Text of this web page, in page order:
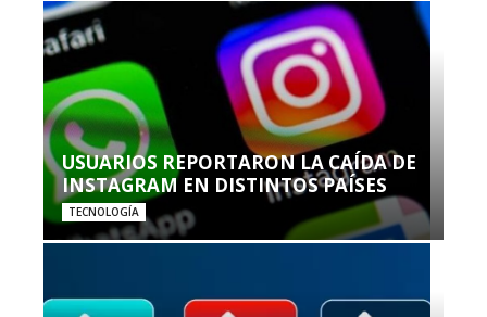
USUARIOS REPORTARON LA CAÍDA DE
INSTAGRAM EN DISTINTOS PAÍSES
TECNOLOGÍA